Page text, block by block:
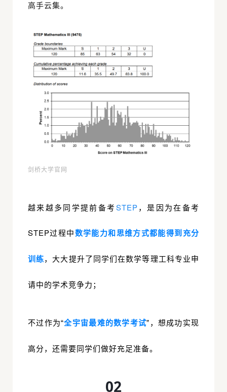
高手云集。
剑桥大学官网
越来越多同学提前备考STEP，是因为在备考
STEP过程中数学能力和思维方式都能得到充分
训练，大大提升了同学们在数学等理工科专业申
请中的学术竞争力；
不过作为“全宇宙最难的数学考试”，想成功实现
高分，还需要同学们做好充足准备。
02